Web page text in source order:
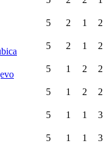
5 2 1 2
5 2 1 2
5 1 2 2
5 1 2 2
5 1 1 3
5 1 1 3